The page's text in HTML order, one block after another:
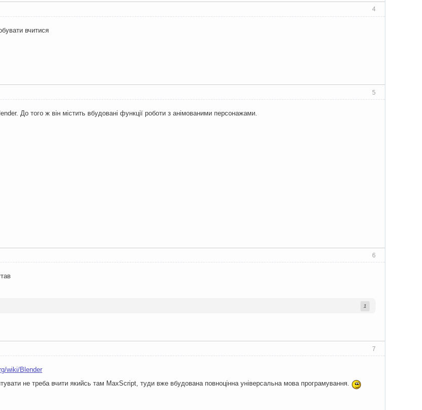
4
вчитися
5
До того ж він містить вбудовані функції роботи з анімованими персонажами.
6
1
7
wiki/Blender
не треба вчити якийсь там MaxScript, туди вже вбудована повноцінна універсальна мова програмування.